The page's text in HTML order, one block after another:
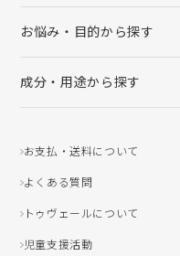
お悩み・目的から探す
成分・用途から探す
お支払・送料について
よくある質問
トゥヴェールについて
児童支援活動